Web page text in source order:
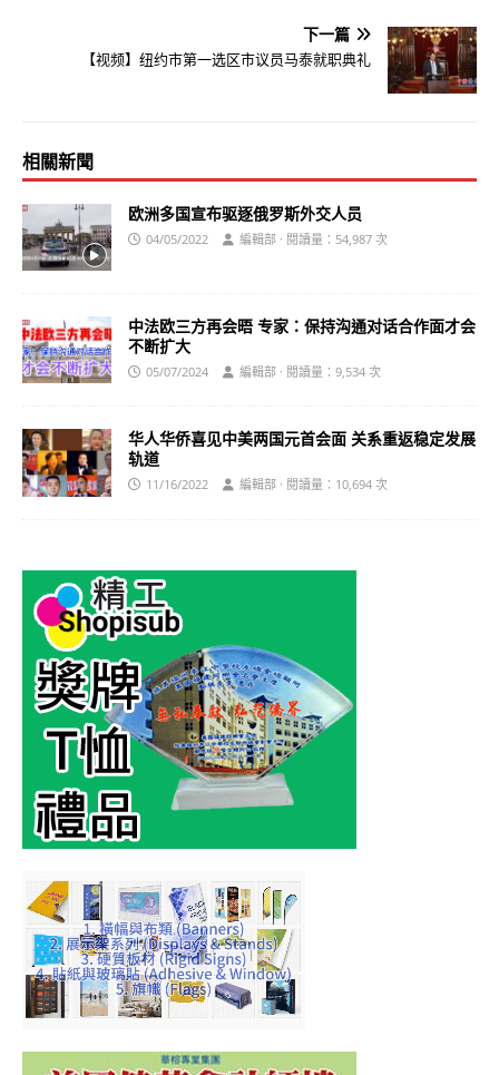
下一篇
【视频】纽约市第一选区市议员马泰就职典礼
相關新聞
欧洲多国宣布驱逐俄罗斯外交人员
04/05/2022 編輯部 · 閱讀量：54,987 次
中法欧三方再会晤 专家：保持沟通对话合作面才会
不断扩大
05/07/2024 編輯部 · 閱讀量：9,534 次
华人华侨喜见中美两国元首会面 关系重返稳定发展
轨道
11/16/2022 編輯部 · 閱讀量：10,694 次